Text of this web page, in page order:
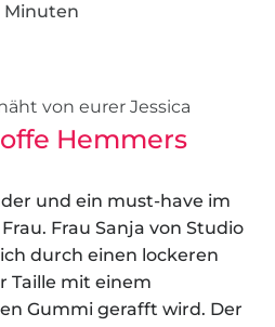
Minuten
von eurer Jessica
Hemmers
und ein must-have im
Frau Sanja von Studio
durch einen lockeren
Taille mit einem
Gummi gerafft wird. Der